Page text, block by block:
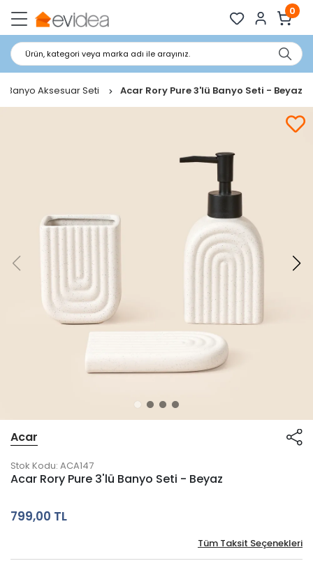
0
Ürün, kategori veya marka adı ile arayınız.
Banyo Aksesuar Seti Acar Rory Pure 3'lü Banyo Seti - Beyaz
Acar
Stok Kodu: ACA147
Acar Rory Pure 3'lü Banyo Seti - Beyaz
799,00 TL
Tüm Taksit Seçenekleri